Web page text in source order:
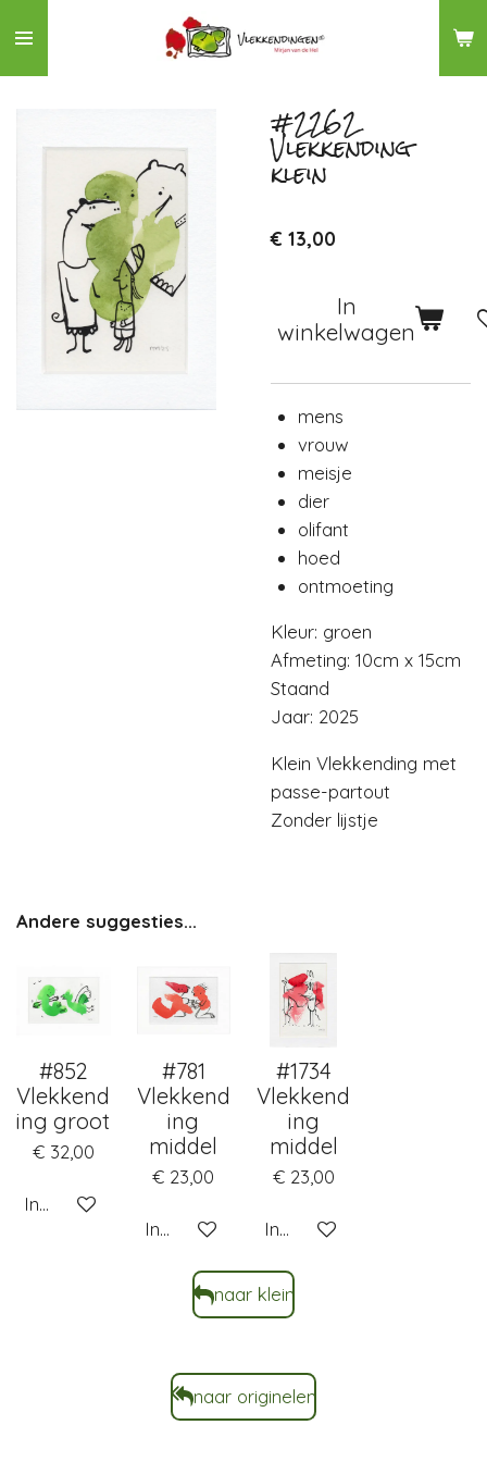
direct
naar
#2262
Vlekkending
klein
€ 13,00
In
winkelwagen
mens
vrouw
meisje
dier
olifant
hoed
ontmoeting
Kleur: groen
Afmeting: 10cm x 15cm
Staand
Jaar: 2025
Klein Vlekkending met
passe-partout
Zonder lijstje
Andere suggesties...
#852
Vlekkend
ing groot
€ 32,00
In winkelwagen
#781
Vlekkend
ing
middel
€ 23,00
In winkelwagen
#1734
Vlekkend
ing
middel
€ 23,00
In winkelwagen
naar klein
naar originelen